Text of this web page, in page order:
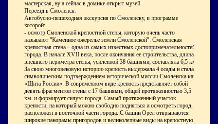
мастерская, ну а сейчас в домике открыт музей.
Переезд в Смоленск.
Автобусно-пешеходная экскурсия по Смоленску, в программе
которой:
- осмотр Смоленской крепостной стены, которую очень часто
называют "Каменное ожерелье земли Смоленской". Смоленская
крепостная стена – одна из самых известных достопримечательностей
города. В начале XVII века, после окончания ее строительства, длина
внешнего периметра стены, усиленной 38 башнями, составляла 6,5 км.
За свою многовековую историю крепость выдержала 4 осады и стала
символическим подтверждением исторической миссии Смоленска как
«Щита России». В современном виде крепость представляет собой
девять фрагментов стены с 17 башнями, общей протяженностью 3,5
км. и формирует силуэт города. Самый протяженный участок
крепости, на который можно свободно подняться и осмотреть город,
расположен в восточной части города. С башни Орел открываются
широкие панорамы пригородов и великолепные виды на крепостную